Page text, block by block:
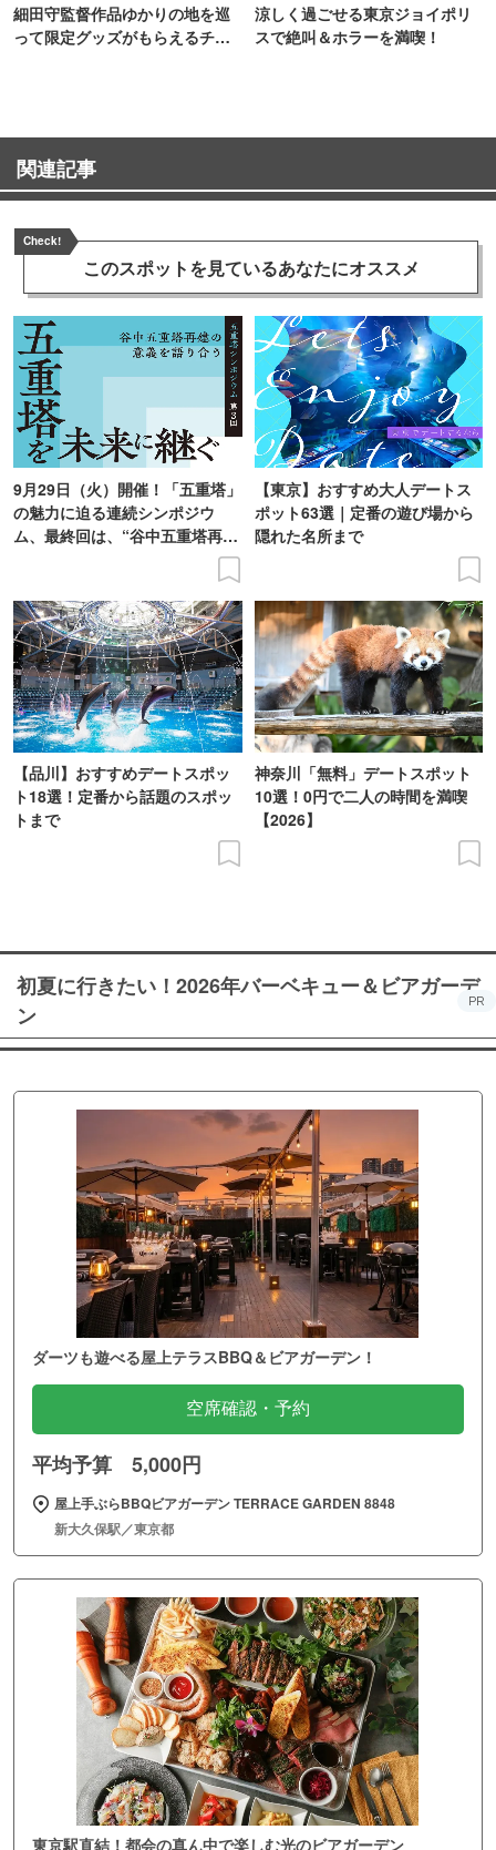
細田守監督作品ゆかりの地を巡
って限定グッズがもらえるチャ
涼しく過ごせる東京ジョイポリ
スで絶叫＆ホラーを満喫！
関連記事
Check!
このスポットを見ているあなたにオススメ
9月29日（火）開催！「五重塔」
の魅力に迫る連続シンポジウ
ム、最終回は、“谷中五重塔再建
【東京】おすすめ大人デートス
ポット63選｜定番の遊び場から
隠れた名所まで
【品川】おすすめデートスポッ
ト18選！定番から話題のスポッ
トまで
神奈川「無料」デートスポット
10選！0円で二人の時間を満喫
【2026】
初夏に行きたい！2026年バーベキュー＆ビアガーデ
ン
PR
ダーツも遊べる屋上テラスBBQ＆ビアガーデン！
空席確認・予約
平均予算 5,000円
屋上手ぶらBBQビアガーデン TERRACE GARDEN 8848
新大久保駅／東京都
東京駅直結！都会の真ん中で楽しむ光のビアガーデン